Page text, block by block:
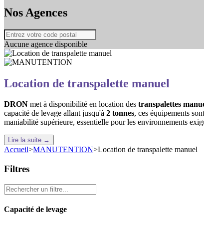
Nos Agences
Aucune agence disponible
Location de transpalette manuel
DRON met à disponibilité en location des transpalettes
capacité de levage allant jusqu'à 2 tonnes, ces équipements
maniabilité supérieure, essentielle pour les environnements
Lire la suite →
Accueil>MANUTENTION>Location de transpalette manuel
Filtres
Capacité de levage